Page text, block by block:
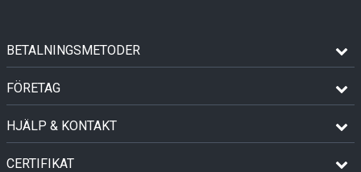
BETALNINGSMETODER
FÖRETAG
HJÄLP & KONTAKT
CERTIFIKAT